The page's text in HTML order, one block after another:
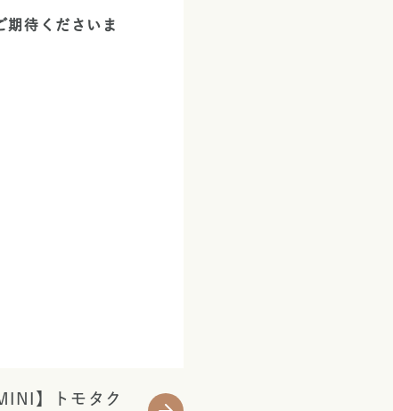
期待くださいま
】トモタク